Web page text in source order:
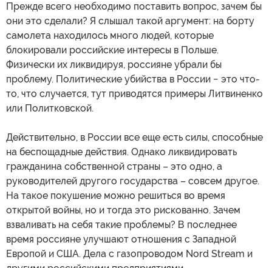
Прежде всего необходимо поставить вопрос, зачем бы
они это сделали? Я слышал такой аргумент: на борту
самолета находилось много людей, которые
блокировали российские интересы в Польше.
Физически их ликвидируя, россияне убрали бы
проблему. Политические убийства в России − это что-
то, что случается, тут приводятся примеры Литвиненко
или Политковской.
Действительно, в России все еще есть силы, способные
на беспощадные действия. Однако ликвидировать
гражданина собственной страны – это одно, а
руководителей другого государства – совсем другое.
На такое покушение можно решиться во время
открытой войны, но и тогда это рискованно. Зачем
взваливать на себя такие проблемы? В последнее
время россияне улучшают отношения с Западной
Европой и США. Дела с газопроводом Nord Stream и